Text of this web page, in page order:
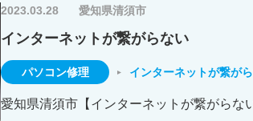
インターネットが繋がらない
2023.03.28 愛知県清須市
パソコン修理 インターネットが繋が
愛知県清須市【インターネットが繋がら